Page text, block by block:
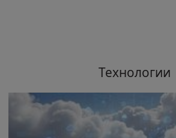
Технологии